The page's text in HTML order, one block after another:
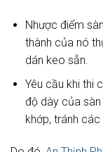
Nhược điểm
thành của nó
dán keo sẵn.
Yêu cầu khi thi
độ dày của sàn
khớp, tránh